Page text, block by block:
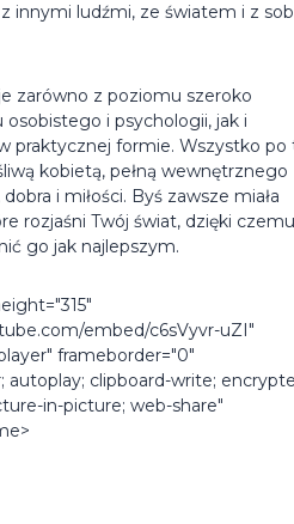
innymi ludźmi, ze światem i z
zarówno z poziomu szeroko
i psychologii, jak i
praktycznej formie. Wszystko po
kobietą, pełną wewnętrznego
i miłości. Byś zawsze miała
rozjaśni Twój świat, dzięki czemu
go jak najlepszym.
embed/c6sVyvr-uZI"
frameborder="0"
autoplay; clipboard-write;
in-picture; web-share"